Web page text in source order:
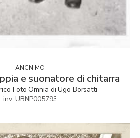
ANONIMO
e suonatore di chitarra
Foto Omnia di Ugo Borsatti
inv. UBNP005793